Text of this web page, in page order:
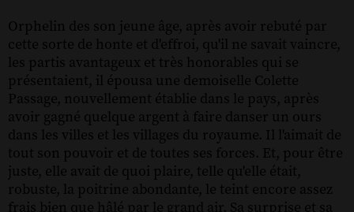
Orphelin des son jeune âge, après avoir rebuté par
cette sorte de honte et d'effroi, qu'il ne savait vaincre,
les partis avantageux et très honorables qui se
présentaient, il épousa une demoiselle Colette
Passage, nouvellement établie dans le pays, après
avoir gagné quelque argent à faire danser un ours
dans les villes et les villages du royaume. Il l'aimait de
tout son pouvoir et de toutes ses forces. Et, pour être
juste, elle avait de quoi plaire, telle qu'elle était,
robuste, la poitrine abondante, le teint encore assez
frais bien que hâlé par le grand air. Sa surprise et sa